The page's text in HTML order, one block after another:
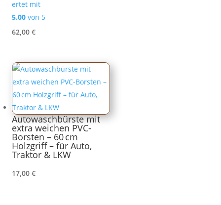
ertet mit
5.00 von 5
62,00 €
Autowaschbürste mit
extra weichen PVC-
Borsten – 60 cm
Holzgriff – für Auto,
Traktor & LKW
17,00 €